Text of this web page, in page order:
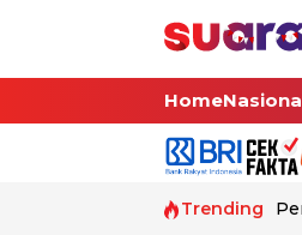
Home
Trending